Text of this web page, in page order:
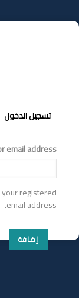
إلى
المحتوى
التبويبات
تسجيل الدخول
email address
registered
email address.